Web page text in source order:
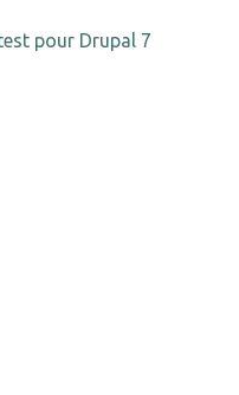
pour Drupal 7